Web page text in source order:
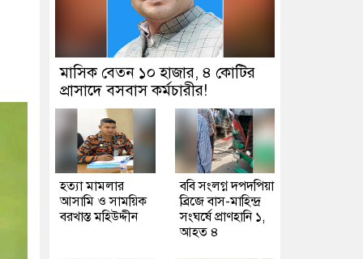
মাসিক বেতন ১০ হাজার, ৪ কোটির
প্রাসাদে বসবাস কর্মচারীর!
হত্যা মামলার
আসামি ও সাময়িক
বরখাস্ত মহিউদ্দীন
ববি সংলগ্ন দপদপিয়া
ব্রিজে বাস-মাহিন্দ্র
সংঘর্ষে প্রাণহানি ১,
আহত ৪